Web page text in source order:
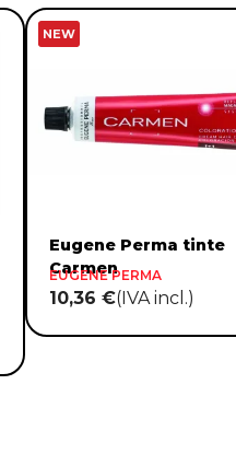
NEW
Eugene Perma tinte
Carmen
EUGENE PERMA
10,36 €(IVA incl.)